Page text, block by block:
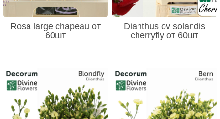
Rosa large chapeau от
60шт
Dianthus ov solandis
cherryfly от 60шт